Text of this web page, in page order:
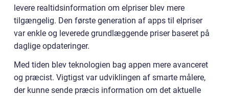
levere realtidsinformation om elpriser blev mere
tilgængelig. Den første generation af apps til elpriser
var enkle og leverede grundlæggende priser baseret på
daglige opdateringer.
Med tiden blev teknologien bag appen mere avanceret
og præcist. Vigtigst var udviklingen af smarte målere,
der kunne sende præcis information om det aktuelle